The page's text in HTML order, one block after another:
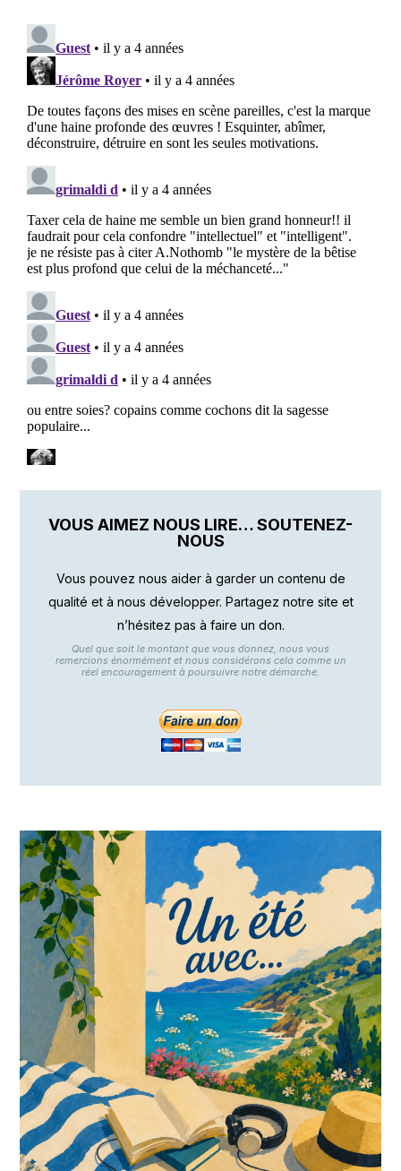
VOUS AIMEZ NOUS LIRE… SOUTENEZ-
NOUS
Vous pouvez nous aider à garder un contenu de
qualité et à nous développer. Partagez notre site et
n’hésitez pas à faire un don.
Quel que soit le montant que vous donnez, nous vous
remercions énormément et nous considérons cela comme un
réel encouragement à poursuivre notre démarche.